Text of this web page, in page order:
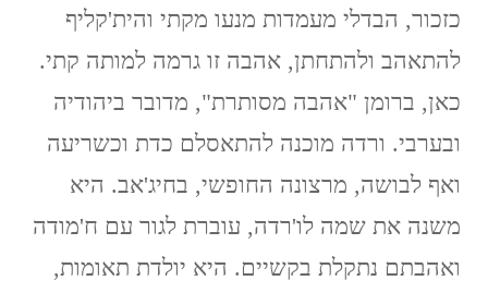
כזכור, הבדלי מעמדות מנעו מקתי והית'קליף
להתאהב ולהתחתן, אהבה זו גרמה למותה קתי.
כאן, ברומן "אהבה מסותרת", מדובר ביהודיה
ובערבי. ורדה מוכנה להתאסלם כדת וכשריעה
ואף לבושה, מרצונה החופשי, בחיג'אב. היא
משנה את שמה לו'רדה, עוברת לגור עם ח'מודה
ואהבתם נתקלת בקשיים. היא יולדת תאומות,